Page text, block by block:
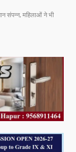
संपन्न, महिलाओं ने भी